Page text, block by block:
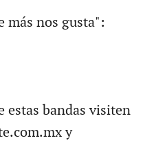
más nos gusta":
estas bandas visiten
y